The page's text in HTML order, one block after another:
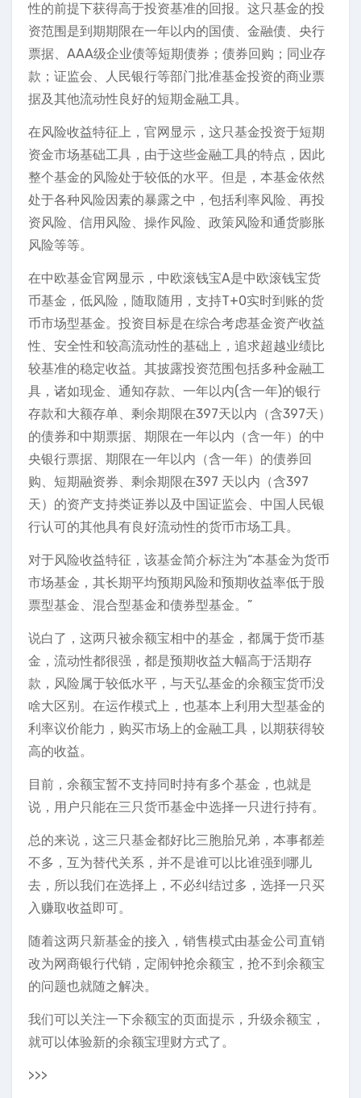
性的前提下获得高于投资基准的回报。这只基金的投
资范围是到期期限在一年以内的国债、金融债、央行
票据、AAA级企业债等短期债券；债券回购；同业存
款；证监会、人民银行等部门批准基金投资的商业票
据及其他流动性良好的短期金融工具。
在风险收益特征上，官网显示，这只基金投资于短期
资金市场基础工具，由于这些金融工具的特点，因此
整个基金的风险处于较低的水平。但是，本基金依然
处于各种风险因素的暴露之中，包括利率风险、再投
资风险、信用风险、操作风险、政策风险和通货膨胀
风险等等。
在中欧基金官网显示，中欧滚钱宝A是中欧滚钱宝货
币基金，低风险，随取随用，支持T+0实时到账的货
币市场型基金。投资目标是在综合考虑基金资产收益
性、安全性和较高流动性的基础上，追求超越业绩比
较基准的稳定收益。其披露投资范围包括多种金融工
具，诸如现金、通知存款、一年以内(含一年)的银行
存款和大额存单、剩余期限在397天以内（含397天）
的债券和中期票据、期限在一年以内（含一年）的中
央银行票据、期限在一年以内（含一年）的债券回
购、短期融资券、剩余期限在397 天以内（含397
天）的资产支持类证券以及中国证监会、中国人民银
行认可的其他具有良好流动性的货币市场工具。
对于风险收益特征，该基金简介标注为“本基金为货币
市场基金，其长期平均预期风险和预期收益率低于股
票型基金、混合型基金和债券型基金。”
说白了，这两只被余额宝相中的基金，都属于货币基
金，流动性都很强，都是预期收益大幅高于活期存
款，风险属于较低水平，与天弘基金的余额宝货币没
啥大区别。在运作模式上，也基本上利用大型基金的
利率议价能力，购买市场上的金融工具，以期获得较
高的收益。
目前，余额宝暂不支持同时持有多个基金，也就是
说，用户只能在三只货币基金中选择一只进行持有。
总的来说，这三只基金都好比三胞胎兄弟，本事都差
不多，互为替代关系，并不是谁可以比谁强到哪儿
去，所以我们在选择上，不必纠结过多，选择一只买
入赚取收益即可。
随着这两只新基金的接入，销售模式由基金公司直销
改为网商银行代销，定闹钟抢余额宝，抢不到余额宝
的问题也就随之解决。
我们可以关注一下余额宝的页面提示，升级余额宝，
就可以体验新的余额宝理财方式了。
>>>